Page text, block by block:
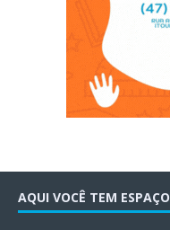
AQUI VOCÊ TEM ESPAÇO